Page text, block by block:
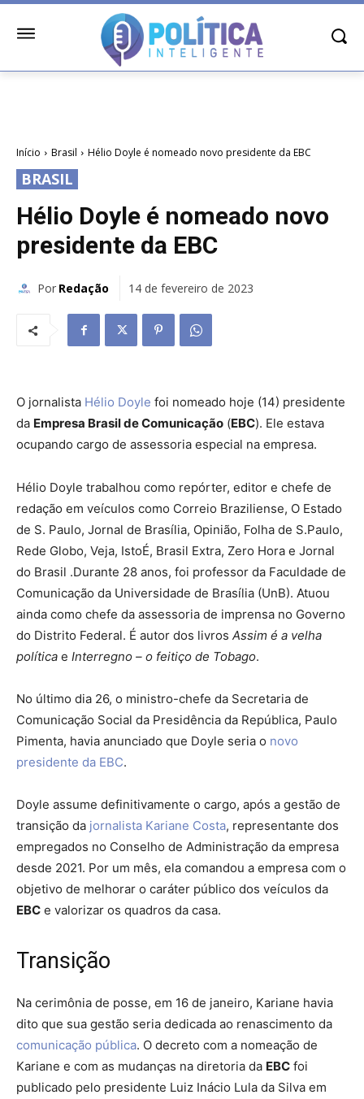
Início Brasil Hélio Doyle é nomeado novo presidente da EBC
BRASIL
Hélio Doyle é nomeado novo
presidente da EBC
Por Redação 14 de fevereiro de 2023
O jornalista Hélio Doyle foi nomeado hoje (14) presidente
da Empresa Brasil de Comunicação (EBC). Ele estava
ocupando cargo de assessoria especial na empresa.
Hélio Doyle trabalhou como repórter, editor e chefe de
redação em veículos como Correio Braziliense, O Estado
de S. Paulo, Jornal de Brasília, Opinião, Folha de S.Paulo,
Rede Globo, Veja, IstoÉ, Brasil Extra, Zero Hora e Jornal
do Brasil .Durante 28 anos, foi professor da Faculdade de
Comunicação da Universidade de Brasília (UnB). Atuou
ainda como chefe da assessoria de imprensa no Governo
do Distrito Federal. É autor dos livros Assim é a velha
política e Interregno – o feitiço de Tobago.
No último dia 26, o ministro-chefe da Secretaria de
Comunicação Social da Presidência da República, Paulo
Pimenta, havia anunciado que Doyle seria o novo
presidente da EBC.
Doyle assume definitivamente o cargo, após a gestão de
transição da jornalista Kariane Costa, representante dos
empregados no Conselho de Administração da empresa
desde 2021. Por um mês, ela comandou a empresa com o
objetivo de melhorar o caráter público dos veículos da
EBC e valorizar os quadros da casa.
Transição
Na cerimônia de posse, em 16 de janeiro, Kariane havia
dito que sua gestão seria dedicada ao renascimento da
comunicação pública. O decreto com a nomeação de
Kariane e com as mudanças na diretoria da EBC foi
publicado pelo presidente Luiz Inácio Lula da Silva em